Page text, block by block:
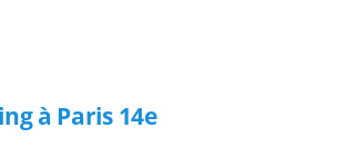
à Paris 14e